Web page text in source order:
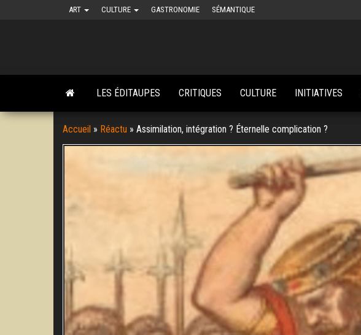
ART CULTURE GASTRONOMIE SÉMANTIQUE
LES ÉDITAUPES CRITIQUES CULTURE INITIATIVES
Accueil » Réactu » Assimilation, intégration ? Éternelle complication ?